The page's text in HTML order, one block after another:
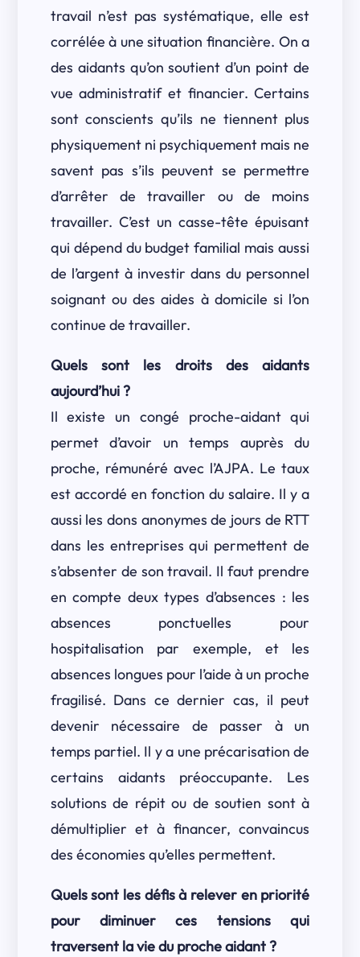
travail n’est pas systématique, elle est
corrélée à une situation financière. On a
des aidants qu’on soutient d’un point de
vue administratif et financier. Certains
sont conscients qu’ils ne tiennent plus
physiquement ni psychiquement mais ne
savent pas s’ils peuvent se permettre
d’arrêter de travailler ou de moins
travailler. C’est un casse-tête épuisant
qui dépend du budget familial mais aussi
de l’argent à investir dans du personnel
soignant ou des aides à domicile si l’on
continue de travailler.
Quels sont les droits des aidants
aujourd’hui ?
Il existe un congé proche-aidant qui
permet d’avoir un temps auprès du
proche, rémunéré avec l’AJPA. Le taux
est accordé en fonction du salaire. Il y a
aussi les dons anonymes de jours de RTT
dans les entreprises qui permettent de
s’absenter de son travail. Il faut prendre
en compte deux types d’absences : les
absences ponctuelles pour
hospitalisation par exemple, et les
absences longues pour l’aide à un proche
fragilisé. Dans ce dernier cas, il peut
devenir nécessaire de passer à un
temps partiel. Il y a une précarisation de
certains aidants préoccupante. Les
solutions de répit ou de soutien sont à
démultiplier et à financer, convaincus
des économies qu’elles permettent.
Quels sont les défis à relever en priorité
pour diminuer ces tensions qui
traversent la vie du proche aidant ?